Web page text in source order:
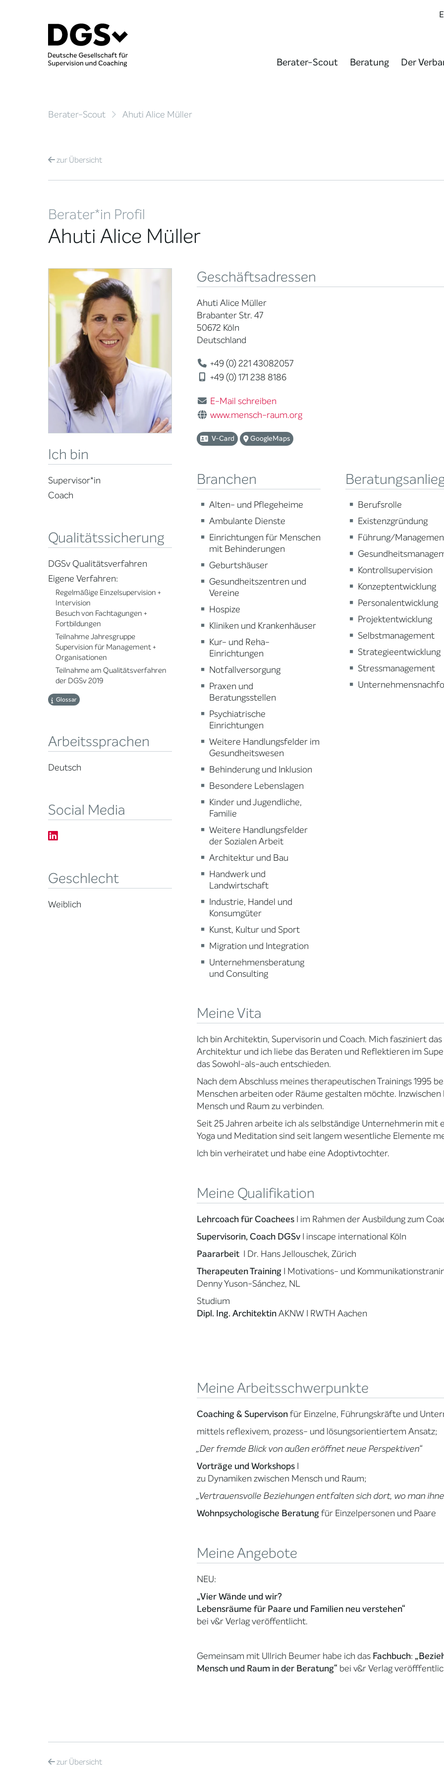
Berater-Scout Beratung Der
Berater-Scout Ahuti Alice Müller
zurÜbersicht
Berater*in Profil
Ahuti Alice Müller
Ich bin
Supervisor*in
Coach
Qualitätssicherung
DGSv Qualitätsverfahren
Eigene Verfahren:
Regelmäßige Einzelsupervision +
Intervision
Besuch von Fachtagungen +
Fortbildungen
Teilnahme Jahresgruppe
Supervision für Management +
Organisationen
Teilnahme am Qualitätsverfahren
der DGSv 2019
Glossar
Arbeitssprachen
Deutsch
Social Media
Geschlecht
Weiblich
Geschäftsadressen
Ahuti Alice Müller
Brabanter Str. 47
50672 Köln
Deutschland
+49 (0) 221 43082057
+49 (0) 171 238 8186
E-Mail schreiben
www.mensch-raum.org
V-Card GoogleMaps
Branchen
Alten- und Pflegeheime
Ambulante Dienste
Einrichtungen für Menschen
mit Behinderungen
Geburtshäuser
Gesundheitszentren und
Vereine
Hospize
Kliniken und Krankenhäuser
Kur- und Reha-
Einrichtungen
Notfallversorgung
Praxen und
Beratungsstellen
Psychiatrische
Einrichtungen
Weitere Handlungsfelder im
Gesundheitswesen
Behinderung und Inklusion
Besondere Lebenslagen
Kinder und Jugendliche,
Familie
Weitere Handlungsfelder
der Sozialen Arbeit
Architektur und Bau
Handwerk und
Landwirtschaft
Industrie, Handel und
Konsumgüter
Kunst, Kultur und Sport
Migration und Integration
Unternehmensberatung
und Consulting
Berufsrolle
Existenzgründung
Führung/
Kontrollsupervision
Konzeptentwicklung
Personalentwicklung
Projektentwicklung
Selbstmanagement
Strategieentwicklung
Stressmanagement
Meine Vita
Ich bin Architektin, Supervisorin und Coach. Mich fasziniert
Architektur und ich liebe das Beraten und Reflektieren im
das Sowohl-als-auch entschieden.
Nach dem Abschluss meines therapeutischen Trainings 1995
Menschen arbeiten oder Räume gestalten möchte.
Mensch und Raum zu verbinden.
Seit 25 Jahren arbeite ich als selbständige Unternehmerin mit
Yoga und Meditation sind seit langem wesentliche Elemente
Ich bin verheiratet und habe eine Adoptivtochter.
Meine Qualifikation
Lehrcoach für Coachees I im Rahmen der Ausbildung zum
Supervisorin, Coach DGSv I inscape international Köln
Paararbeit I Dr. Hans Jellouschek, Zürich
Therapeuten Training I Motivations- und
Denny Yuson-Sánchez, NL
Studium
Dipl. Ing. ArchitektinAKNW I RWTH Aachen
Meine Arbeitsschwerpunkte
Coaching & Supervisonfür Einzelne, Führungskräfte und
mittels reflexivem, prozess- und lösungsorientiertem Ansatz;
„Der fremde Blick von außen eröffnet neue Perspektiven“
Vorträge und Workshops I
zu Dynamiken zwischen Mensch und Raum;
„Vertrauensvolle Beziehungen entfalten sich dort, wo man
Wohnpsychologische Beratung für Einzelpersonen und Paare
Meine Angebote
NEU:
„Vier Wände und wir?
Lebensräume für Paare und Familien neu verstehen“
bei v&r Verlag veröffentlicht.
Gemeinsam mit Ullrich Beumer habe ich das Fachbuch:
Mensch und Raum in der Beratung“ bei v&r Verlag
zurÜbersicht